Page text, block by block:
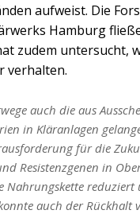
aufweist. Die
Hamburg
zudem untersucht,
verhalten.
auch die aus
in Kläranlagen
für die
Resistenzgenen in
Nahrungskette
auch der